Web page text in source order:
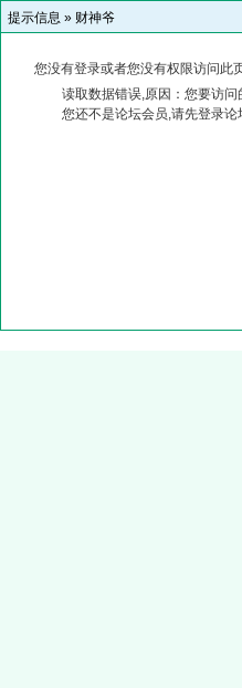
提示信息 » 财神爷
您没有登录或者您没有权限访问此
读取数据错误,原因：您要访
您还不是论坛会员,请先登录论